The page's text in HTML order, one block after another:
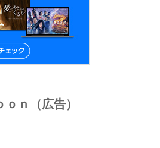
ｎ（広告）